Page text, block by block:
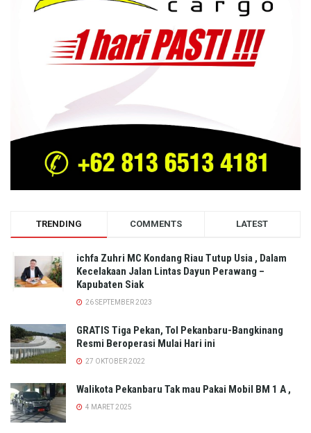
TRENDING COMMENTS LATEST
ichfa Zuhri MC Kondang Riau Tutup Usia , Dalam
Kecelakaan Jalan Lintas Dayun Perawang –
Kapubaten Siak
26 SEPTEMBER 2023
GRATIS Tiga Pekan, Tol Pekanbaru-Bangkinang
Resmi Beroperasi Mulai Hari ini
27 OKTOBER 2022
Walikota Pekanbaru Tak mau Pakai Mobil BM 1 A ,
4 MARET 2025